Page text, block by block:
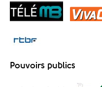
Pouvoirs publics